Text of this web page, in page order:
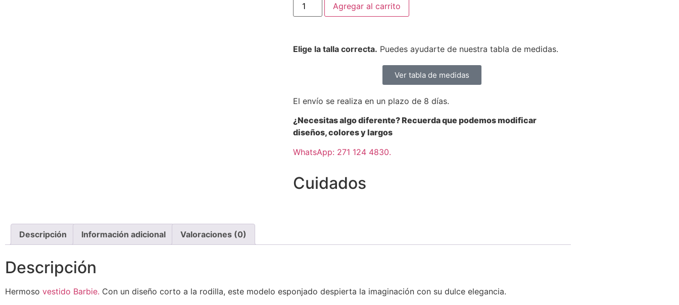
Agregar al carrito
Elige la talla correcta. Puedes ayudarte de nuestra tabla de medidas.
Ver tabla de medidas
El envío se realiza en un plazo de 8 días.
¿Necesitas algo diferente? Recuerda que podemos modificar
diseños, colores y largos
WhatsApp: 271 124 4830.
Cuidados
Descripción Información adicional Valoraciones (0)
Descripción
Hermoso vestido Barbie. Con un diseño corto a la rodilla, este modelo esponjado despierta la imaginación con su dulce elegancia.